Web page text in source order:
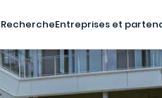
Entreprises et